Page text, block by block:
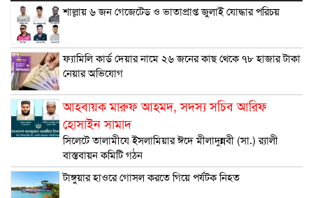
শাল্লায় ৬ জন গেজেটেড ও ভাতাপ্রাপ্ত জুলাই যোদ্ধার পরিচয়
ফ্যামিলি কার্ড দেয়ার নামে ২৬ জনের কাছ থেকে ৭৮ হাজার টাকা
নেয়ার অভিযোগ
আহবায়ক মারুফ আহমদ, সদস্য সচিব আরিফ
হোসাইন সামাদ
সিলেটে তালামীযে ইসলামিয়ার ঈদে মীলাদুন্নবী (সা.) র‌্যালী
বাস্তবায়ন কমিটি গঠন
টাঙ্গুয়ার হাওরে গোসল করতে গিয়ে পর্যটক নিহত